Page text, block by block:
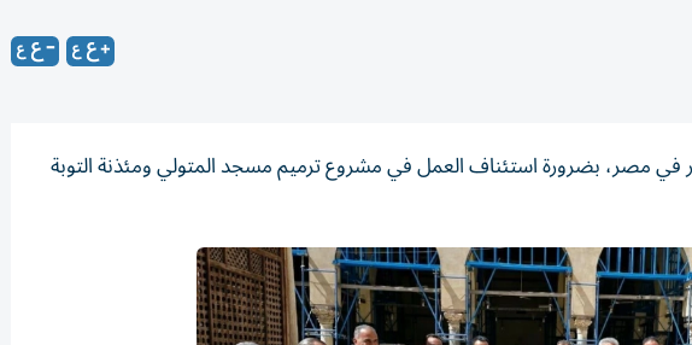
للآثار في مصر، بضرورة استئناف العمل في مشروع ترميم مسجد المتولي ومئذنة التوبة